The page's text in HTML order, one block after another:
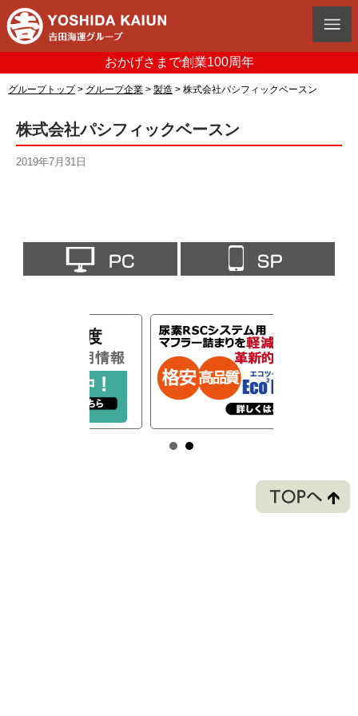
おかげさまで創業100周年
グループトップ> グループ企業 > 製造 > 株式会社パシフィックベースン
株式会社パシフィックベースン
2019年7月31日